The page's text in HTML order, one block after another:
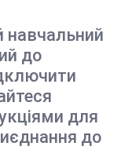
навчальний
до
для
до